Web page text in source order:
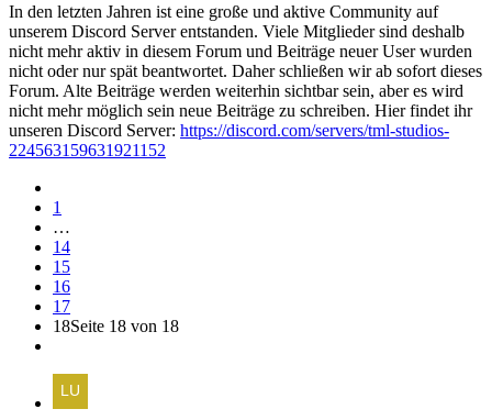
In den letzten Jahren ist eine große und aktive Community auf
unserem Discord Server entstanden. Viele Mitglieder sind deshalb
nicht mehr aktiv in diesem Forum und Beiträge neuer User wurden
nicht oder nur spät beantwortet. Daher schließen wir ab sofort dieses
Forum. Alte Beiträge werden weiterhin sichtbar sein, aber es wird
nicht mehr möglich sein neue Beiträge zu schreiben. Hier findet ihr
unseren Discord Server: https://discord.com/servers/tml-studios-
224563159631921152
1
…
14
15
16
17
18Seite 18 von 18